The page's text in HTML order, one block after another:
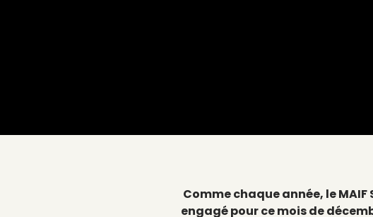
Comme chaque année, le
engagé pour ce mois de